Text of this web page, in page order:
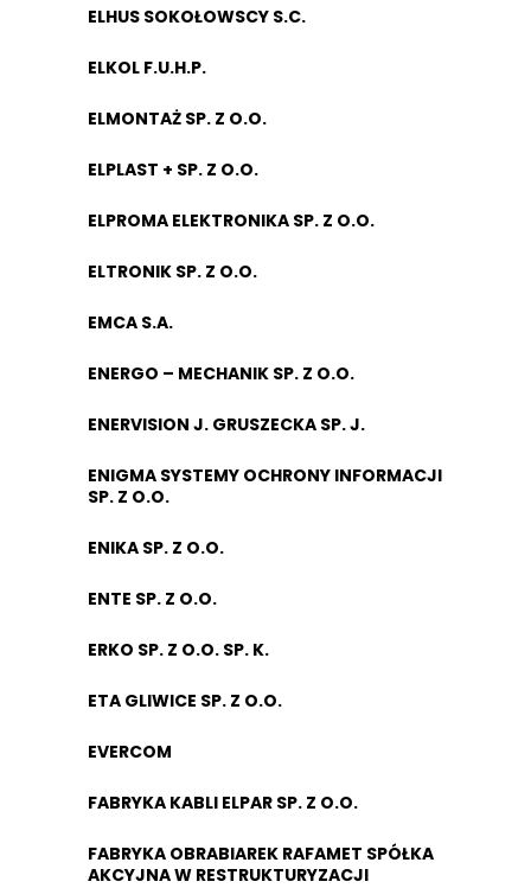
ELHUS SOKOŁOWSCY S.C.
ELKOL F.U.H.P.
ELMONTAŻ SP. Z O.O.
ELPLAST + SP. Z O.O.
ELPROMA ELEKTRONIKA SP. Z O.O.
ELTRONIK SP. Z O.O.
EMCA S.A.
ENERGO – MECHANIK SP. Z O.O.
ENERVISION J. GRUSZECKA SP. J.
ENIGMA SYSTEMY OCHRONY INFORMACJI
SP. Z O.O.
ENIKA SP. Z O.O.
ENTE SP. Z O.O.
ERKO SP. Z O.O. SP. K.
ETA GLIWICE SP. Z O.O.
EVERCOM
FABRYKA KABLI ELPAR SP. Z O.O.
FABRYKA OBRABIAREK RAFAMET SPÓŁKA
AKCYJNA W RESTRUKTURYZACJI